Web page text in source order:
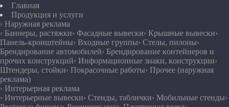
Главная
Продукция и услуги
› Наружная реклама
› Баннеры, растяжки› Фасадные вывески› Крышные вывески›
Панель-кронштейны› Входные группы› Стелы, пилоны›
Брендирование автомобилей› Брендирование контейнеров и
прочих конструкций› Информационные знаки, конструкции›
Штендеры, стойки› Покрасочные работы› Прочее (наружная
реклама)
› Интерьерная реклама
› Интерьерные вывески› Стенды, таблички› Мобильные стенды›